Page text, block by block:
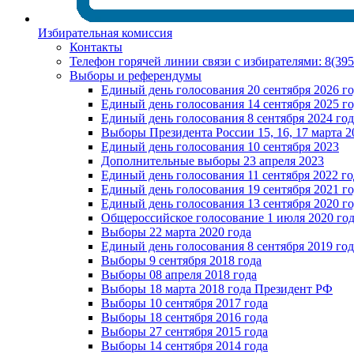
Избирательная комиссия
Контакты
Телефон горячей линии связи с избирателями:
Выборы и референдумы
Единый день голосования 20 сентября 2026
Единый день голосования 14 сентября 2025
Единый день голосования 8 сентября 2024
Выборы Президента России 15, 16, 17 марта
Единый день голосования 10 сентября 2023
Дополнительные выборы 23 апреля 2023
Единый день голосования 11 сентября 2022
Единый день голосования 19 сентября 2021
Единый день голосования 13 сентября 2020
Общероссийское голосование 1 июля 2020
Выборы 22 марта 2020 года
Единый день голосования 8 сентября 2019
Выборы 9 сентября 2018 года
Выборы 08 апреля 2018 года
Выборы 18 марта 2018 года Президент РФ
Выборы 10 сентября 2017 года
Выборы 18 сентября 2016 года
Выборы 27 сентября 2015 года
Выборы 14 сентября 2014 года